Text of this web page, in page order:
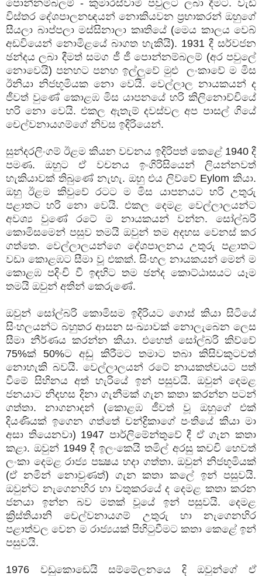
පොන්නම්බලම් - කුමාරස්වාමි පවුලට ලබා දීමට. වැඩි
විස්තර දේශපාලනඥයන් නොකියවන ප්‍රභාකරන් ඔහුගේ
සීයලා බාප්පලා මස්සිනාලා කෘතියේ (මෙය කාලය වෙබ්
අඩවියෙන් නොමිළයේ බාගත හැකියි). 1931 දී සර්වජන
ඡන්දය ලබා දීමත් සමග ජී ජී පොන්නම්බලම් (අර පවුලේ
නොවෙයි) පනහට පනහ ඉල්ලුවේ මුළු ලංකාවේ ම මිස
ඊනියා නිජභූමියක නො වෙයි. වෙල්ලාල නායකයන් ද
ජීවත් වුණේ කොළඹ මිස යාපනයේ හරි කිලිනොච්චියේ
හරි නො වෙයි. එකල ඇතැම් දවස්වල අප පාසල් ගියේ
චෙල්වනායගම්ගේ නිවස ඉදිරියෙන්.
සුන්දරලිංගම් ඊළම කියන වචනය ඉදිරිපත් කෙළේ 1940 දී
පමණ. ඔහුට ඒ වචනය ඉංගිරිසියෙන් ලියන්නවත්
හැකියාවක් තිබුණේ නැහැ. ඔහු එය ලිව්වේ Eylom කියා.
ඔහු ඊළම කිවුවේ රටට ම මිස යාපනයට හරි උතුරු
පළාතට හරි නො වෙයි. එකල දෙමළ වෙල්ලාලයන්ට
අවශ්‍ය වුණේ රටේ ම නායකයන් වන්න. සෝල්බරි
කොමිසමෙන් පසුව තමයි ඔවුන් තම අදහස වෙනස් කර
ගත්තෙ. වෙල්ලාලයන්ගෙ දේශපාලනය උතුරු පළාතට
වඩා කොළඹට සීමා වූ එකක්. සිංහල නායකයන් මෙන් ම
කොළඹ පදිංචි වී ඉඳහිට තම ඡන්ද කොට්ඨාසයට යෑම
තමයි ඔවුන් අතින් කෙරුණේ.
ඔවුන් සෝල්බරි කොමිසම ඉදිරියට ගොස් කියා සිටියේ
සිංහලයන්ට බහුතර ආසන සංඛ්‍යාවක් නොලැබෙන ලෙස
සීමා නීර්ණය කරන්න කියා. එහෙත් සෝල්බරි කිව්වේ
75%ක් 50%ට අඩු කිරීමට තමාට තබා කිසිවකුටවත්
නොහැකි බවයි. වෙල්ලාලයන් රටේ නායකත්වයට පත්
වීමේ සිහිනය අත් හැරියේ ඉන් පසුවයි. ඔවුන් දෙමළ
ජනයාට නිදහස දිනා ගැනීමක් ගැන කතා කරන්න පටන්
ගත්තා. නාගනාදන් (කොළඹ ජීවත් වූ ඔහුගේ එක්
දියණියක් ඉගෙන ගත්තේ චන්ද්‍රිකාගේ පංතියේ කියා මා
අසා තියෙනවා) 1947 පාර්ලිමේන්තුවේ දී ඒ ගැන කතා
කළා. ඔවුන් 1949 දී ඉලංකෙයි තමිල් අරසු කචචි හෙවත්
ලංකා දෙමළ රාජ්‍ය පක්‍ෂය හදා ගත්තා. ඔවුන් නිජභූමියක්
(ඒ නමින් නොවුණත්) ගැන කතා කලේ ඉන් පසුවයි.
ඔවුන්ට නැගෙනහිර හා වතුකරයේ ද දෙමළ කතා කරන
ජනයා ඉන්න බව මතක් වූයේ ඉන් පසුවයි. දෙමළ
ක්‍රිස්තියානි චෙල්වනායගම් උතුරු හා නැගෙනහිර
පළාත්වල වෙන ම රාජ්‍යයක් පිහිටුවීමට කතා කෙළේ ඉන්
පසුවයි.
1976 වඩුකොඩෙයි සම්මේලනයෙ දි ඔවුන්ගේ ඒ